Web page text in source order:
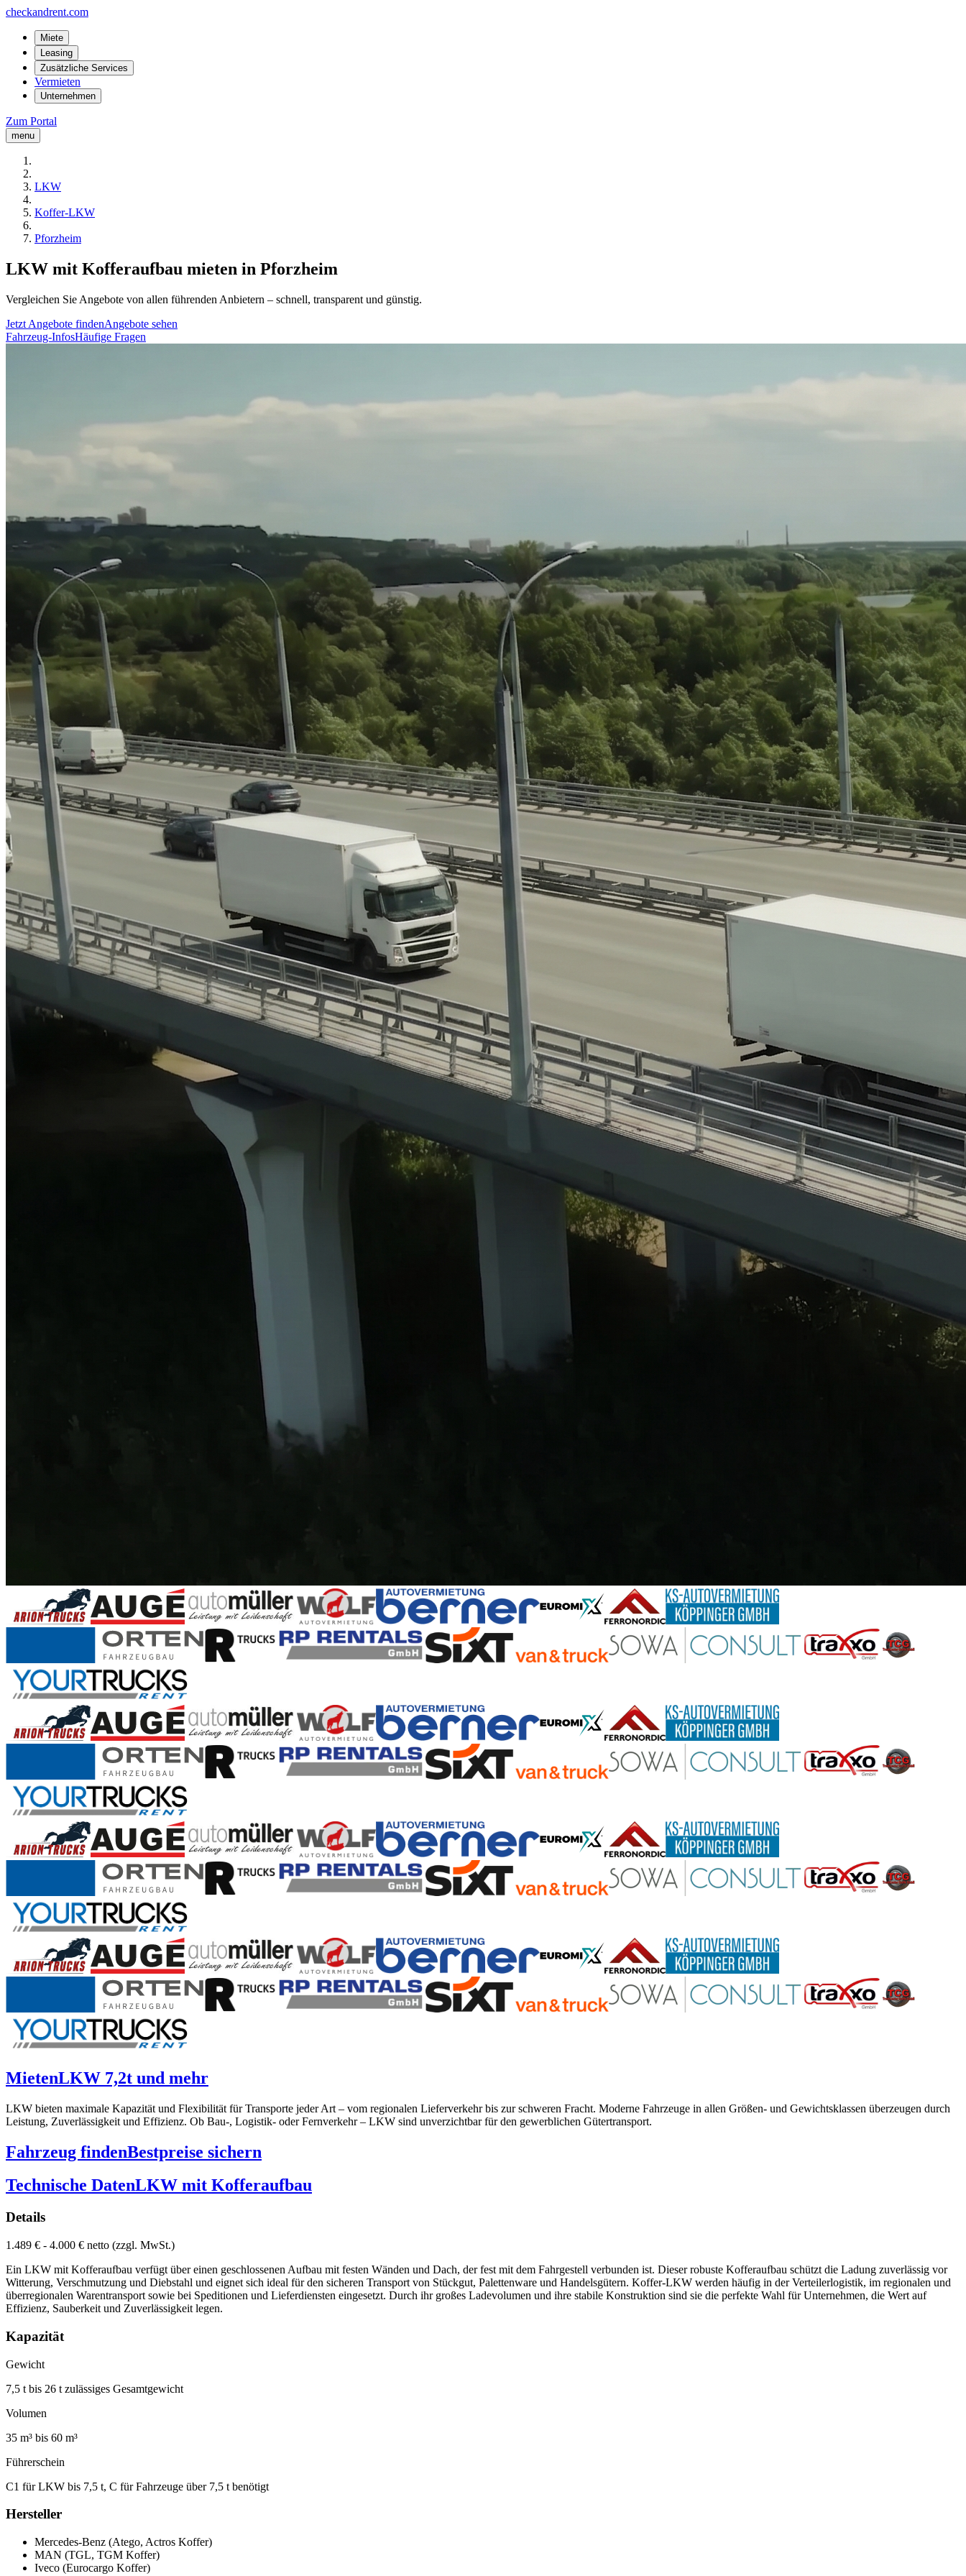
checkandrent.com
Miete
Leasing
Zusätzliche Services
Vermieten
Unternehmen
Zum Portal
menu
LKW
Koffer-LKW
Pforzheim
LKW mit Kofferaufbau mieten in Pforzheim
Vergleichen Sie Angebote von allen führenden Anbietern – schnell, transparent und günstig.
Jetzt Angebote findenAngebote sehen
Fahrzeug-InfosHäufige Fragen
MietenLKW 7,2t und mehr
LKW bieten maximale Kapazität und Flexibilität für Transporte jeder Art – vom regionalen Lieferverkehr bis zur schweren Fracht. Moderne Fahrzeuge in allen Größen- und Gewichtsklassen überzeugen durch
Leistung, Zuverlässigkeit und Effizienz. Ob Bau-, Logistik- oder Fernverkehr – LKW sind unverzichtbar für den gewerblichen Gütertransport.
Fahrzeug findenBestpreise sichern
Technische DatenLKW mit Kofferaufbau
Details
1.489 € - 4.000 € netto (zzgl. MwSt.)
Ein LKW mit Kofferaufbau verfügt über einen geschlossenen Aufbau mit festen Wänden und Dach, der fest mit dem Fahrgestell verbunden ist. Dieser robuste Kofferaufbau schützt die Ladung zuverlässig vor
Witterung, Verschmutzung und Diebstahl und eignet sich ideal für den sicheren Transport von Stückgut, Palettenware und Handelsgütern. Koffer-LKW werden häufig in der Verteilerlogistik, im regionalen und
überregionalen Warentransport sowie bei Speditionen und Lieferdiensten eingesetzt. Durch ihr großes Ladevolumen und ihre stabile Konstruktion sind sie die perfekte Wahl für Unternehmen, die Wert auf
Effizienz, Sauberkeit und Zuverlässigkeit legen.
Kapazität
Gewicht
7,5 t bis 26 t zulässiges Gesamtgewicht
Volumen
35 m³ bis 60 m³
Führerschein
C1 für LKW bis 7,5 t, C für Fahrzeuge über 7,5 t benötigt
Hersteller
Mercedes-Benz (Atego, Actros Koffer)
MAN (TGL, TGM Koffer)
Iveco (Eurocargo Koffer)